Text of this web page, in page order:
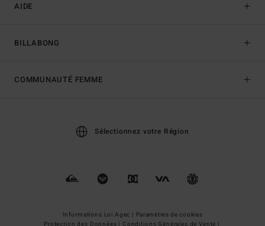
AIDE
BILLABONG
COMMUNAUTÉ FEMME
Sélectionnez votre Région
Informations Loi Agec | Paramètres de cookies